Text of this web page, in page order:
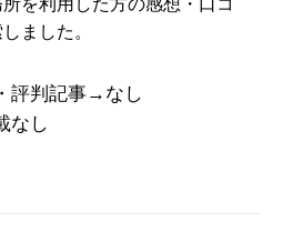
を利用した方の感想・口コ
ました。
評判記事→なし
なし